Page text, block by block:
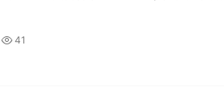
41